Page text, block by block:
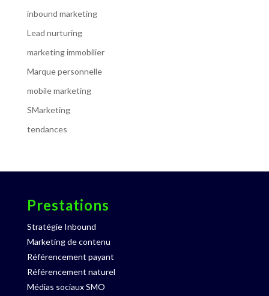
inbound marketing
Lead nurturing
marketing immobilier
Marque personnelle
mobile marketing
SMarketing
tendances
Prestations
Stratégie Inbound
Marketing de contenu
Référencement payant
Référencement naturel
Médias sociaux SMO